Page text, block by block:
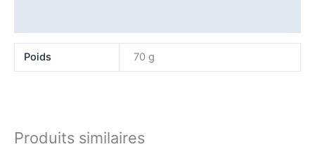
Poids 70 g
Produits similaires